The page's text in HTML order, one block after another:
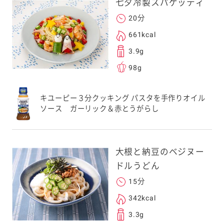
七夕冷製スパゲッティ
20分
661kcal
3.9g
98g
キユーピー３分クッキング パスタを手作りオイル
ソース ガーリック＆赤とうがらし
大根と納豆のベジヌー
ドルうどん
15分
342kcal
3.3g